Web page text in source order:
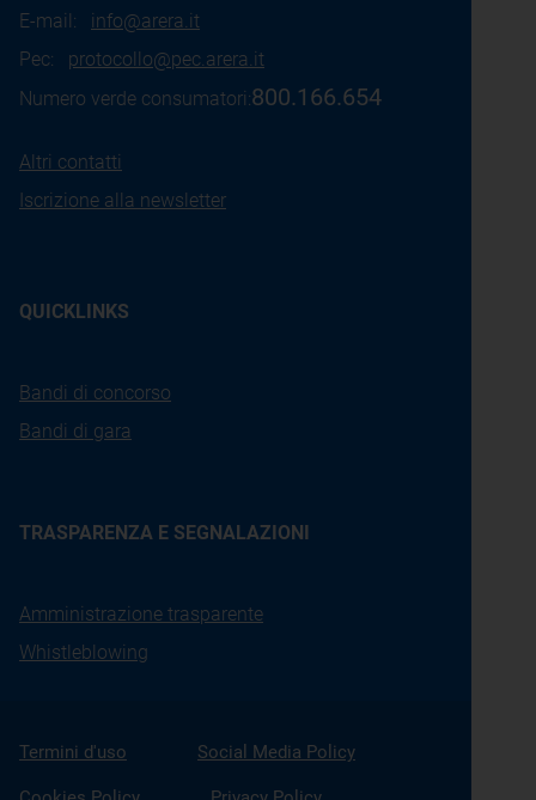
E-mail: info@arera.it
Pec: protocollo@pec.arera.it
Numero verde consumatori:800.166.654
Altri contatti
Iscrizione alla newsletter
QUICKLINKS
Bandi di concorso
Bandi di gara
TRASPARENZA E SEGNALAZIONI
Amministrazione trasparente
Whistleblowing
Termini d'uso Social Media Policy